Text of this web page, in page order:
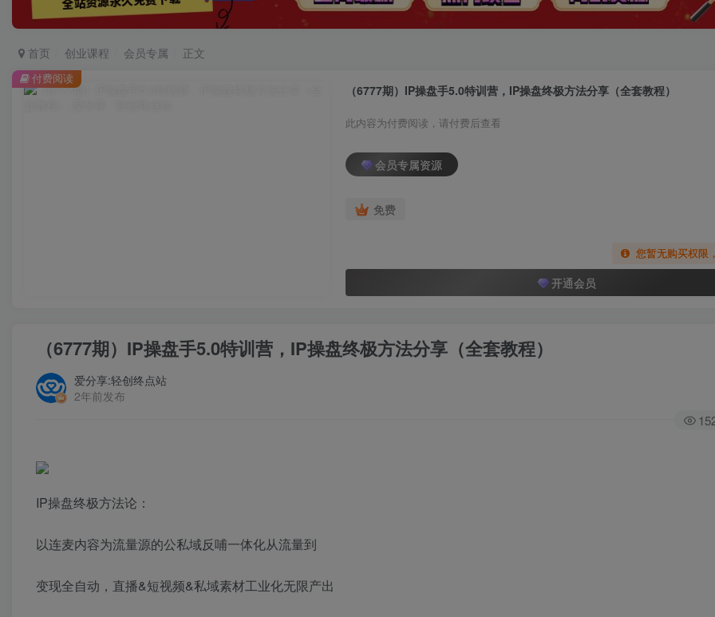
首页 创业课程 会员专属 正文
（6777期）IP操盘手5.0特训营，IP操盘终极方法分享（全套教程）
此内容为付费阅读，请付费后查看
会员专属资源
免费
您暂无购买权限
开通会员
付费阅读
（6777期）IP操盘手5.0特训营，IP操盘终极方法分享（全套教程）
爱分享:轻创终点站
2年前发布
IP操盘终极方法论：
以连麦内容为流量源的公私域反哺一体化从流量到
变现全自动，直播&短视频&私域素材工业化无限产出